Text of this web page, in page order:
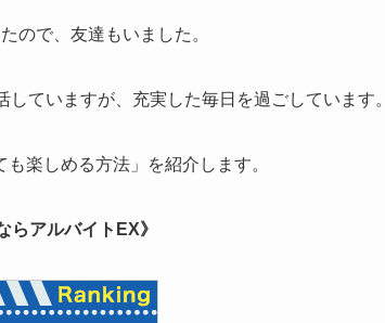
ので、友達もいました。
ていますが、充実した毎日を過ごしています。
楽しめる方法」を紹介します。
らアルバイトEX》